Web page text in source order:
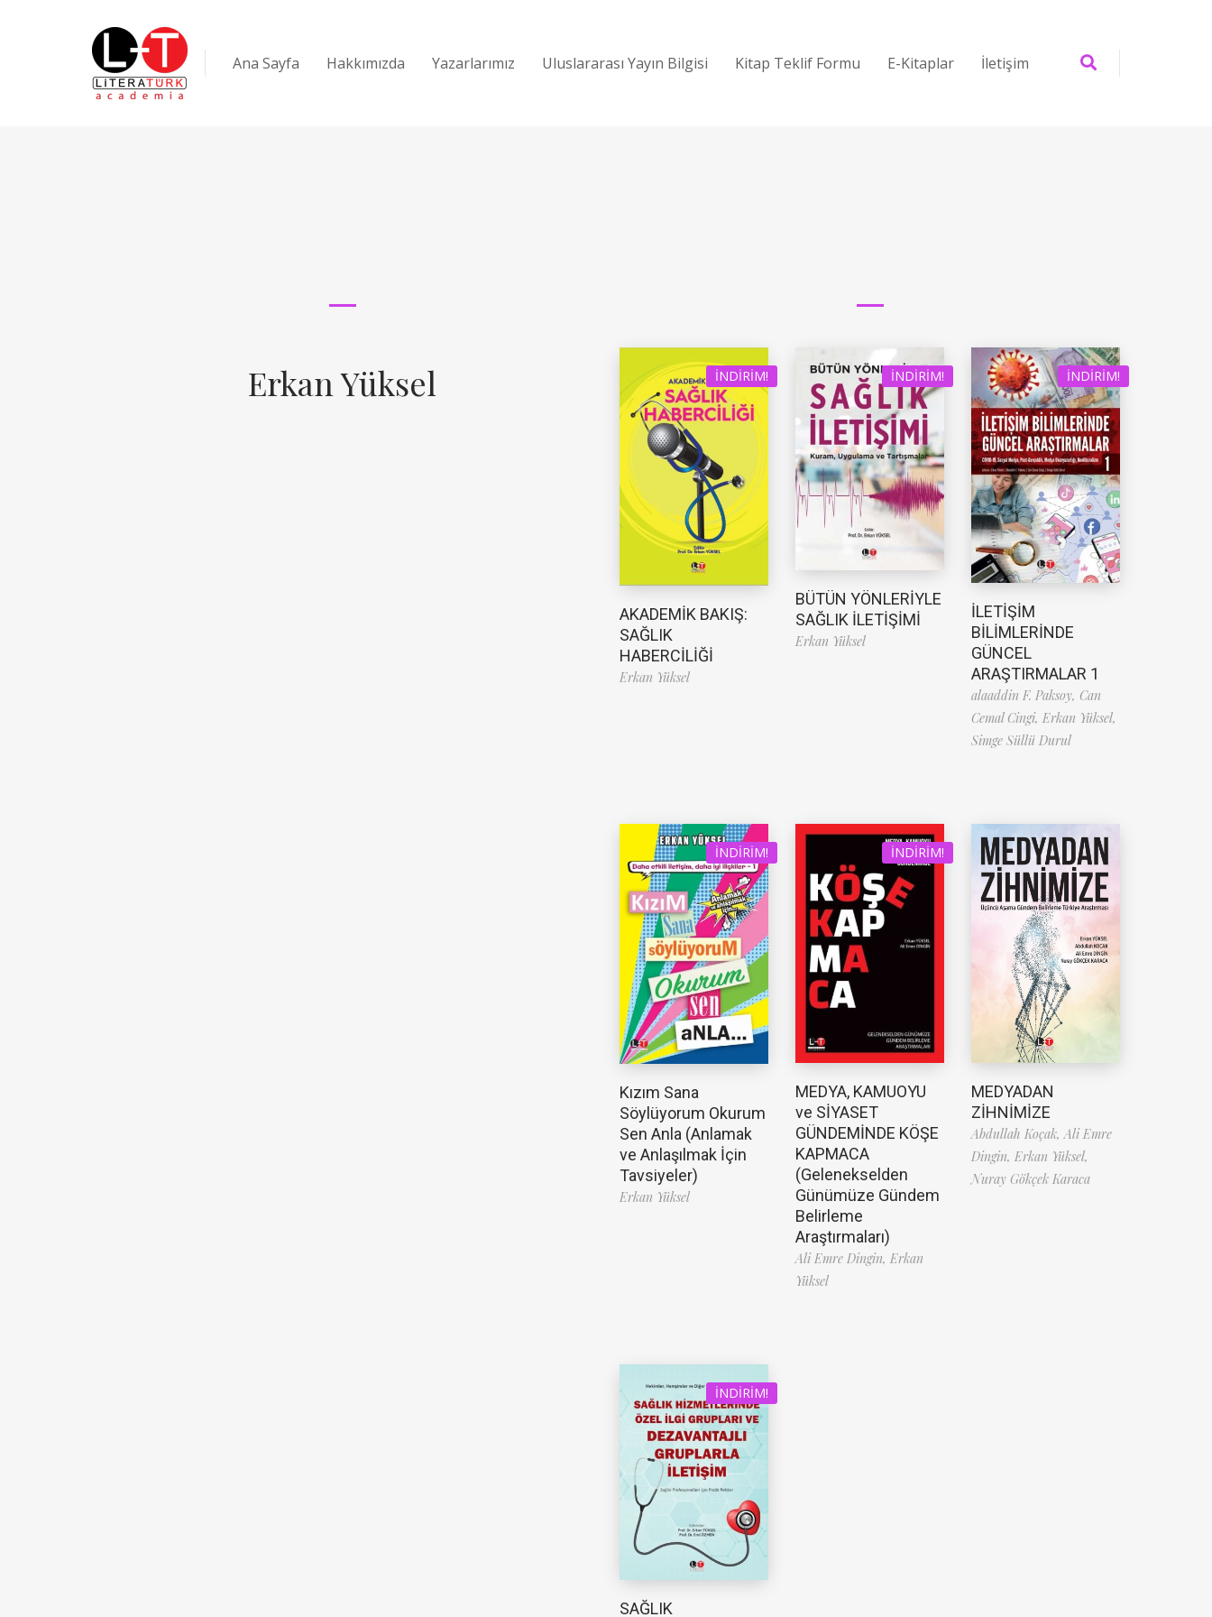
Ana Sayfa Hakkımızda Yazarlarımız Uluslararası Yayın Bilgisi Kitap Teklif Formu E-Kitaplar İletişim
Erkan Yüksel İNDIRIM!
AKADEMİK BAKIŞ:
SAĞLIK
HABERCİLİĞİ
Erkan Yüksel
İNDIRIM!
BÜTÜN YÖNLERİYLE
SAĞLIK İLETİŞİMİ
Erkan Yüksel
İNDIRIM!
İLETİŞİM
BİLİMLERİNDE
GÜNCEL
ARAŞTIRMALAR 1
alaaddin F. Paksoy, Can
Cemal Cingi, Erkan Yüksel,
Simge Süllü Durul
İNDIRIM!
Kızım Sana
Söylüyorum Okurum
Sen Anla (Anlamak
ve Anlaşılmak İçin
Tavsiyeler)
Erkan Yüksel
İNDIRIM!
MEDYA, KAMUOYU
ve SİYASET
GÜNDEMİNDE KÖŞE
KAPMACA
(Gelenekselden
Günümüze Gündem
Belirleme
Araştırmaları)
Ali Emre Dingin, Erkan
Yüksel
MEDYADAN
ZİHNİMİZE
Abdullah Koçak,Ali Emre
Dingin, Erkan Yüksel,
Nuray Gökçek Karaca
İNDIRIM!
SAĞLIK